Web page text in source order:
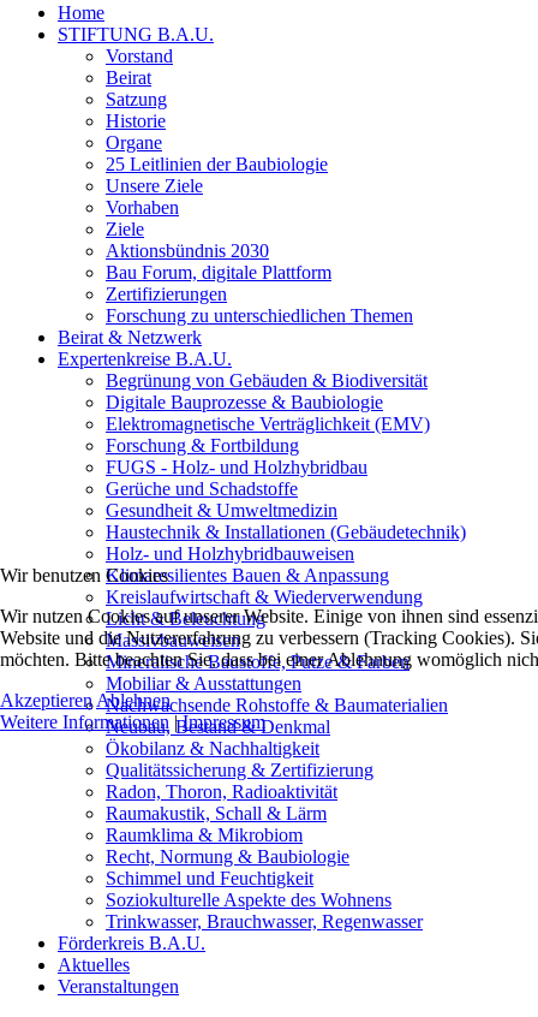
Home
STIFTUNG B.A.U.
Vorstand
Beirat
Satzung
Historie
Organe
25 Leitlinien der Baubiologie
Unsere Ziele
Vorhaben
Ziele
Aktionsbündnis 2030
Bau Forum, digitale Plattform
Zertifizierungen
Forschung zu unterschiedlichen Themen
Beirat & Netzwerk
Expertenkreise B.A.U.
Begrünung von Gebäuden & Biodiversität
Digitale Bauprozesse & Baubiologie
Elektromagnetische Verträglichkeit (EMV)
Forschung & Fortbildung
FUGS - Holz- und Holzhybridbau
Gerüche und Schadstoffe
Gesundheit & Umweltmedizin
Haustechnik & Installationen (Gebäudetechnik)
Holz- und Holzhybridbauweisen
Klimaresilientes Bauen & Anpassung
Kreislaufwirtschaft & Wiederverwendung
Licht & Beleuchtung
Massivbauweisen
Mineralische Baustoffe, Putze & Farben
Mobiliar & Ausstattungen
Nachwachsende Rohstoffe & Baumaterialien
Neubau, Bestand & Denkmal
Ökobilanz & Nachhaltigkeit
Qualitätssicherung & Zertifizierung
Radon, Thoron, Radioaktivität
Raumakustik, Schall & Lärm
Raumklima & Mikrobiom
Recht, Normung & Baubiologie
Schimmel und Feuchtigkeit
Soziokulturelle Aspekte des Wohnens
Trinkwasser, Brauchwasser, Regenwasser
Förderkreis B.A.U.
Aktuelles
Veranstaltungen
Wir benutzen Cookies
Wir nutzen Cookies auf unserer Website. Einige von ihnen sind
Website und die Nutzererfahrung zu verbessern (Tracking Cookies).
möchten. Bitte beachten Sie, dass bei einer Ablehnung womöglich
Akzeptieren Ablehnen
Weitere Informationen |Impressum